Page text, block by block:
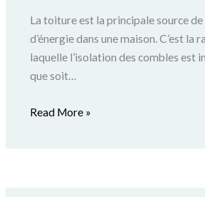
La toiture est la principale source
d’énergie dans une maison. C’est la
laquelle l’isolation des combles est
que soit…
Read More »